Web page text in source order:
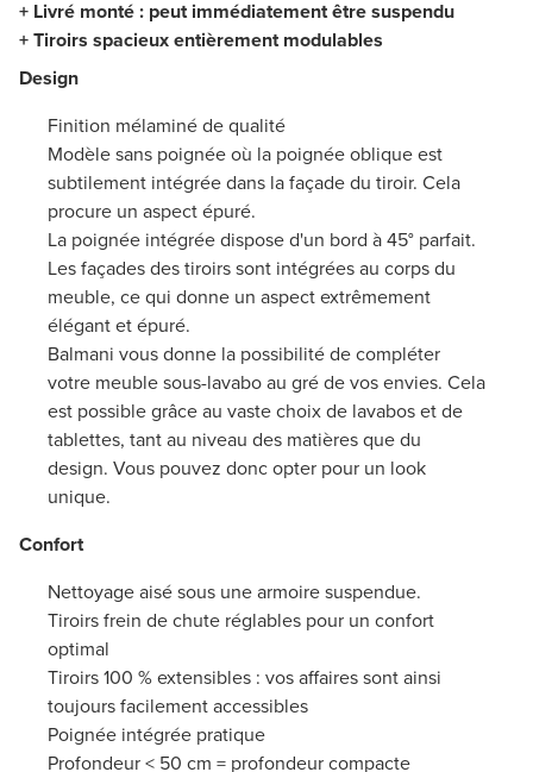
+ Livré monté : peut immédiatement être suspendu
+ Tiroirs spacieux entièrement modulables
Design
Finition mélaminé de qualité
Modèle sans poignée où la poignée oblique est
subtilement intégrée dans la façade du tiroir. Cela
procure un aspect épuré.
La poignée intégrée dispose d'un bord à 45° parfait.
Les façades des tiroirs sont intégrées au corps du
meuble, ce qui donne un aspect extrêmement
élégant et épuré.
Balmani vous donne la possibilité de compléter
votre meuble sous-lavabo au gré de vos envies. Cela
est possible grâce au vaste choix de lavabos et de
tablettes, tant au niveau des matières que du
design. Vous pouvez donc opter pour un look
unique.
Confort
Nettoyage aisé sous une armoire suspendue.
Tiroirs frein de chute réglables pour un confort
optimal
Tiroirs 100 % extensibles : vos affaires sont ainsi
toujours facilement accessibles
Poignée intégrée pratique
Profondeur < 50 cm = profondeur compacte